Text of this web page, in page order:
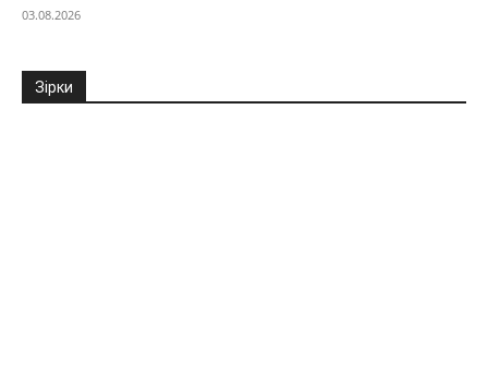
03.08.2026
Зірки